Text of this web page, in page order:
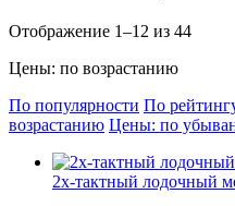
Отображение 1–12 из 44
Цены: по возрастанию
По популярности По
возрастанию Цены: по
2х-тактный лодочный